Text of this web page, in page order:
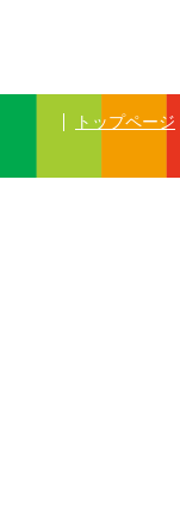
トップページ